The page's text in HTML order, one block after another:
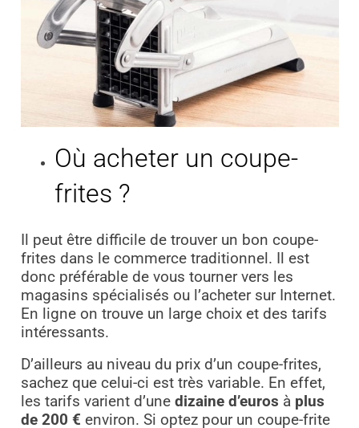
Où acheter un coupe-
frites ?
Il peut être difficile de trouver un bon coupe-
frites dans le commerce traditionnel. Il est
donc préférable de vous tourner vers les
magasins spécialisés ou l’acheter sur Internet.
En ligne on trouve un large choix et des tarifs
intéressants.
D’ailleurs au niveau du prix d’un coupe-frites,
sachez que celui-ci est très variable. En effet,
les tarifs varient d’une dizaine d’euros à plus
de 200 € environ. Si optez pour un coupe-frite